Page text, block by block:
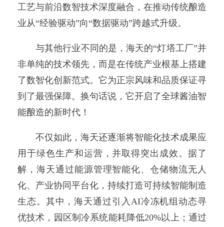
工艺与前沿数智技术深度融合，在推动传统酿造
业从“经验驱动”向“数据驱动”跨越式升级。
与其他行业不同的是，海天的“灯塔工厂”并
非单纯的技术领先，而是在‌传统产业根基上搭建
了数智化创新范式。它为正宗风味和品质保证寻
到了最强保障。换句话说，它开启了全球酱油智
能酿造的新时代！
不仅如此，海天还逐渐将智能化技术成果应
用于绿色生产和运营，并取得突出成效。据了
解，海天通过能源管理智能化、仓储物流无人
化、产业协同平台化，持续打造可持续智能制造
生态。其中，海天通过引入AI冷冻机组动态寻
优技术，园区制冷系统能耗降低20%以上；通过